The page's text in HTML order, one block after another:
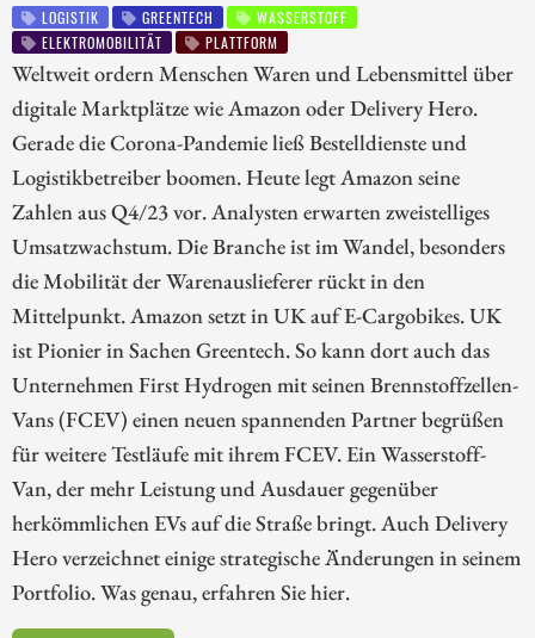
LOGISTIK GREENTECH
WASSERSTOFF
ELEKTROMOBILITÄT
PLATTFORM
Weltweit ordern Menschen Waren und Lebensmittel über
digitale Marktplätze wie Amazon oder Delivery Hero.
Gerade die Corona-Pandemie ließ Bestelldienste und
Logistikbetreiber boomen. Heute legt Amazon seine
Zahlen aus Q4/23 vor. Analysten erwarten zweistelliges
Umsatzwachstum. Die Branche ist im Wandel, besonders
die Mobilität der Warenauslieferer rückt in den
Mittelpunkt. Amazon setzt in UK auf E-Cargobikes. UK
ist Pionier in Sachen Greentech. So kann dort auch das
Unternehmen First Hydrogen mit seinen Brennstoffzellen-
Vans (FCEV) einen neuen spannenden Partner begrüßen
für weitere Testläufe mit ihrem FCEV. Ein Wasserstoff-
Van, der mehr Leistung und Ausdauer gegenüber
herkömmlichen EVs auf die Straße bringt. Auch Delivery
Hero verzeichnet einige strategische Änderungen in seinem
Portfolio. Was genau, erfahren Sie hier.